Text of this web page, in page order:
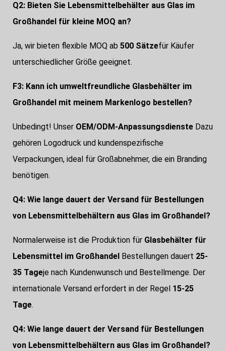
Q2: Bieten Sie Lebensmittelbehälter aus Glas im
Großhandel für kleine MOQ an?
Ja, wir bieten flexible MOQ ab 500 Sätzefür Käufer
unterschiedlicher Größe geeignet.
F3: Kann ich umweltfreundliche Glasbehälter im
Großhandel mit meinem Markenlogo bestellen?
Unbedingt! Unser OEM/ODM-Anpassungsdienste Dazu
gehören Logodruck und kundenspezifische
Verpackungen, ideal für Großabnehmer, die ein Branding
benötigen.
Q4: Wie lange dauert der Versand für Bestellungen
von Lebensmittelbehältern aus Glas im Großhandel?
Normalerweise ist die Produktion für Glasbehälter für
Lebensmittel im Großhandel Bestellungen dauert 25-
35 Tageje nach Kundenwunsch und Bestellmenge. Der
internationale Versand erfordert in der Regel 15-25
Tage.
Q4: Wie lange dauert der Versand für Bestellungen
von Lebensmittelbehältern aus Glas im Großhandel?